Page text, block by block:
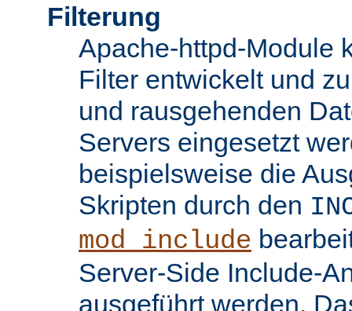
Filterung
Apache-httpd-Module
Filter entwickelt und
und rausgehenden
Servers eingesetzt
beispielsweise die
Skripten durch den
mod_include
Server-Side Include-
ausgeführt werden.